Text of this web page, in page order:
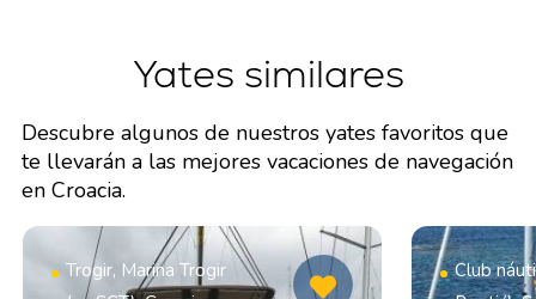
Yates similares
Descubre algunos de nuestros yates favoritos que
te llevarán a las mejores vacaciones de navegación
en Croacia.
Trogir, Marina Trogir
Club